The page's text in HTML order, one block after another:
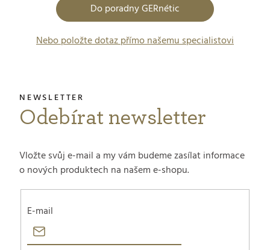
Do poradny GERnétic
Nebo položte dotaz přímo našemu specialistovi
Odebírat newsletter
Vložte svůj e-mail a my vám budeme zasílat informace
o nových produktech na našem e-shopu.
E-mail